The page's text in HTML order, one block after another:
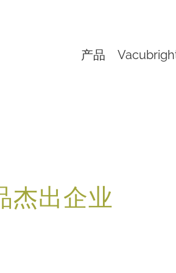
产品
杰出企业